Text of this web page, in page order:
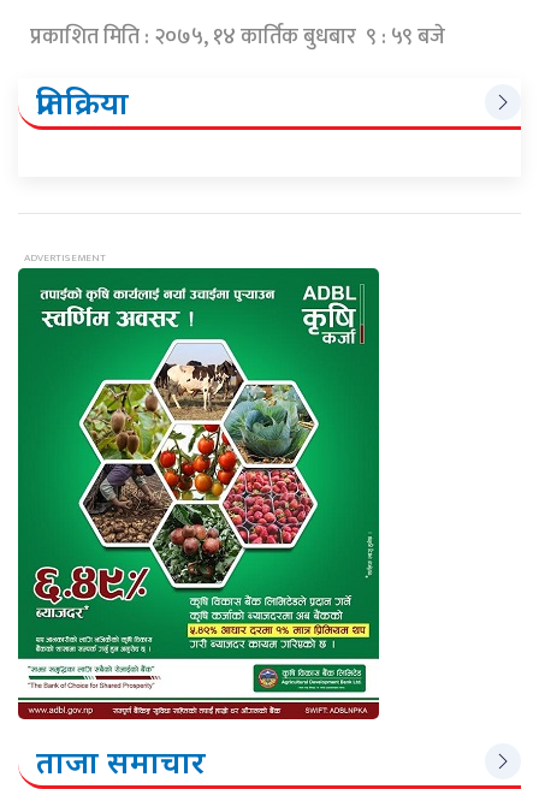
प्रकाशित मिति : २०७५, १४ कार्तिक बुधबार ९ : ५९ बजे
प्रतिक्रिया
ताजा समाचार